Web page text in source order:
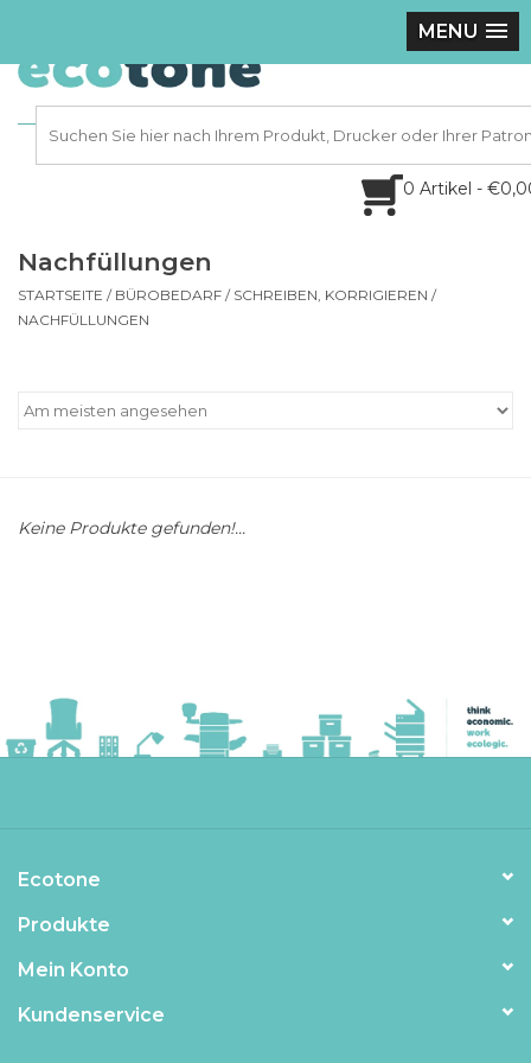
MENU
0 Artikel -
Nachfüllungen
STARTSEITE / BÜROBEDARF / SCHREIBEN, KORRIGIEREN /
NACHFÜLLUNGEN
Keine Produkte gefunden!...
Ecotone
Produkte
Mein Konto
Kundenservice